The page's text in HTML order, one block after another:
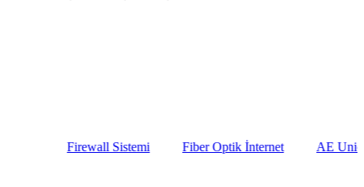
Firewall Sistemi Fiber Optik İnternet AE Union ilə